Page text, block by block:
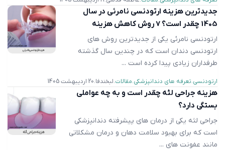
جدیدترین هزینه ارتودنسی نامرئی در سال
1405 چقدر است؟ 7 روش کاهش هزینه
ارتودنسی نامرئی یکی از جدیدترین روش های
ارتودنسی دندان است که در چندین سال گذشته
طرفداران زیادی پیدا کرده است ...
ارتودنسی تعرفه های دندانپزشکی مقالات لبخندفا 20 اردیبهشت 1405
هزینه جراحی لثه چقدر است و به چه عواملی
بستگی دارد؟
جراحی لثه یکی از درمان های پیشرفته دندانپزشکی
است که برای بهبود سلامت دهان و درمان مشکلاتی
مانند عفونت های ...